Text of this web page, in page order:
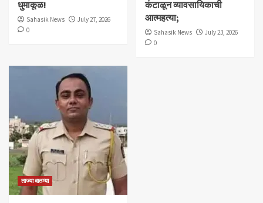
धुमाकूळ!
Sahasik News
July 27, 2026
0
कंटाळून व्यावसायिकाची
आत्महत्या;
Sahasik News
July 23, 2026
0
ताज्या बातम्या